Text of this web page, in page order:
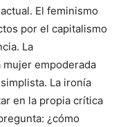
El feminismo
por el capitalismo
La
empoderada
La ironía
en la propia crítica
¿cómo